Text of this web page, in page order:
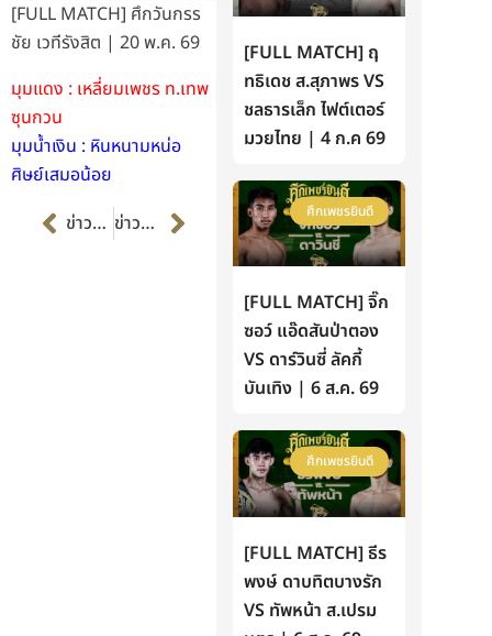
[FULL MATCH] ศึกวันกรร
ชัย เวทีรังสิต | 20 พ.ค. 69
มุมแดง : เหลี่ยมเพชร ท.เทพ
ซุนกวน
มุมน้ำเงิน : หินหนามหน่อ
ศิษย์เสมอน้อย
Prevข่าวก่อนหน้า ข่าวต่อไป Next
[FULL MATCH] ฤ
ทธิเดช ส.สุภาพร VS
ชลธารเล็ก ไฟต์เตอร์
มวยไทย | 4 ก.ค 69
ศึกเพชรยินดี
[FULL MATCH] จิ๊ก
ซอว์ แอ๊ดสันป่าตอง
VS ดาร์วินซี่ ลัคกี้
บันเทิง | 6 ส.ค. 69
ศึกเพชรยินดี
[FULL MATCH] ธีร
พงษ์ ดาบทิตบางรัก
VS ทัพหน้า ส.เปรม